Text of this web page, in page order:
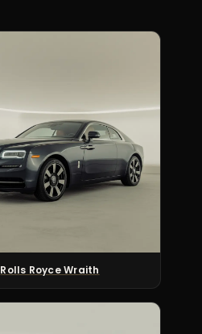
Rolls Royce Wraith